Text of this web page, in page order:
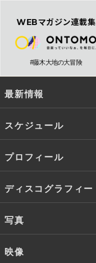
WEBマガジン連載集
#藤木大地の大冒険
最新情報
スケジュール
プロフィール
ディスコグラフィー
写真
映像